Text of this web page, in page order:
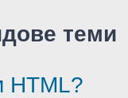
теми
HTML?